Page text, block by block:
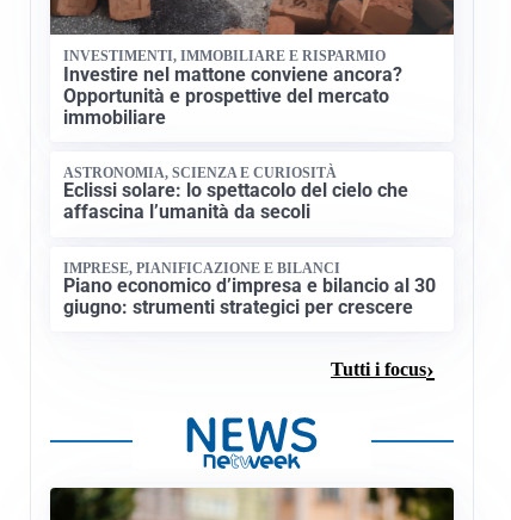
INVESTIMENTI, IMMOBILIARE E RISPARMIO
Investire nel mattone conviene ancora?
Opportunità e prospettive del mercato
immobiliare
ASTRONOMIA, SCIENZA E CURIOSITÀ
Eclissi solare: lo spettacolo del cielo che
affascina l’umanità da secoli
IMPRESE, PIANIFICAZIONE E BILANCI
Piano economico d’impresa e bilancio al 30
giugno: strumenti strategici per crescere
Tutti i focus